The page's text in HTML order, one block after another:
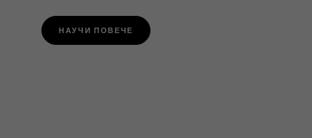
НАУЧИ ПОВЕЧЕ